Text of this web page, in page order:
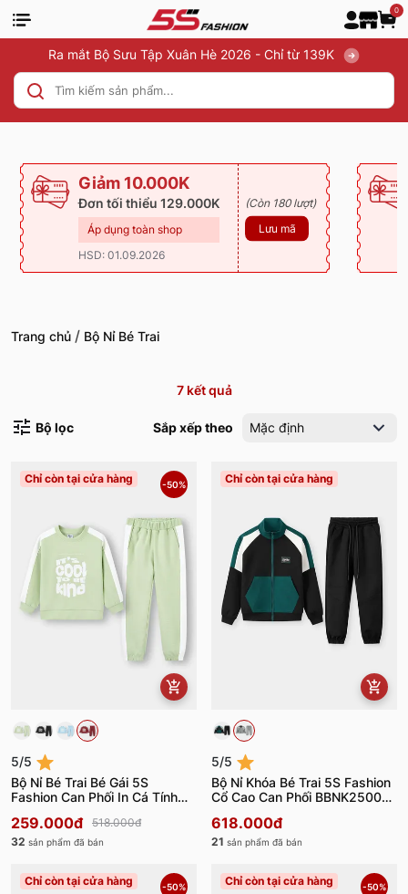
0
Ra mắt Bộ Sưu Tập Xuân Hè 2026 - Chỉ từ 139K
Giảm 10.000K
Đơn tối thiểu 129.000K
Áp dụng toàn shop
HSD: 01.09.2026
(Còn 180 lượt)
Lưu mã
Trang chủ / Bộ Nỉ Bé Trai
7kết quả
Bộ lọc Sắp xếp theo Mặc định
Chỉ còn tại cửa hàng -50%
5/5
Bộ Nỉ Bé Trai Bé Gái 5S
Fashion Can Phối In Cá Tính
259.000đ
518.000đ
32 sản phẩm đã bán
Chỉ còn tại cửa hàng
5/5
Bộ Nỉ Khóa Bé Trai 5S Fashion
Cổ Cao Can Phối BBNK25003-
618.000đ
21 sản phẩm đã bán
Chỉ còn tại cửa hàng -50% Chỉ còn tại cửa hàng -50%